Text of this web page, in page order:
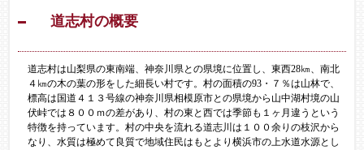
道志村の概要
道志村は山梨県の東南端、神奈川県との県境に位置し、東西28㎞、南北
４㎞の木の葉の形をした細長い村です。村の面積の93・７％は山林で、
標高は国道４１３号線の神奈川県相模原市との県境から山中湖村境の山
伏峠では８００ｍの差があり、村の東と西では季節も１ヶ月違うという
特徴を持っています。村の中央を流れる道志川は１００余りの枝沢から
なり、水質は極めて良質で地域住民はもとより横浜市の上水道水源とし